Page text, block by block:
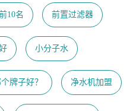
10名 前置过滤器
小分子水
牌子好？ 净水机加盟